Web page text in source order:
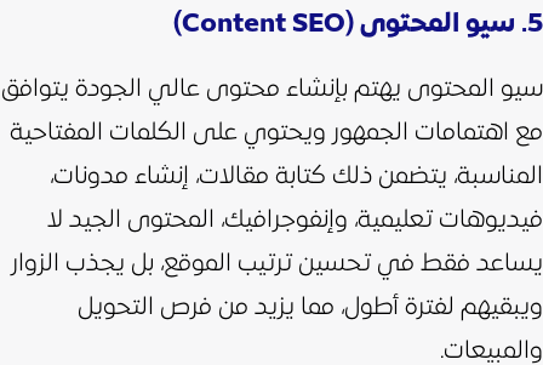
5. سيو المحتوى (Content SEO)
سيو المحتوى يهتم بإنشاء محتوى عالي الجودة يتوافق
مع اهتمامات الجمهور ويحتوي على الكلمات المفتاحية
المناسبة، يتضمن ذلك كتابة مقالات، إنشاء مدونات،
فيديوهات تعليمية، وإنفوجرافيك، المحتوى الجيد لا
يساعد فقط في تحسين ترتيب الموقع، بل يجذب الزوار
ويبقيهم لفترة أطول، مما يزيد من فرص التحويل
والمبيعات.